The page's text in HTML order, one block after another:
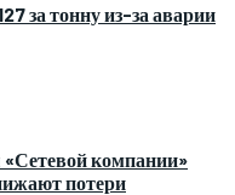
за тонну из-за аварии
компании»
потери